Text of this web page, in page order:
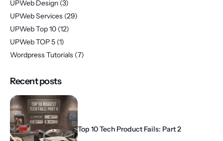
UPWeb Design (3)
UPWeb Services (29)
UPWeb Top 10 (12)
UPWeb TOP 5 (1)
Wordpress Tutorials (7)
Recent posts
Top 10 Tech Product Fails: Part 2